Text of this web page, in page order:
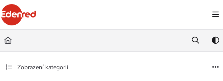
Documentation Index
Fetch the complete documentation index at:
Use this file to discover all available pages before exploring further.
Zobrazení kategorií